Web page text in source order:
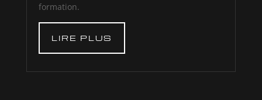
formation.
LIRE PLUS